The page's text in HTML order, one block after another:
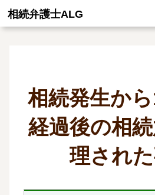
相続弁護士ALG
相続発生か
経過後の相
理され